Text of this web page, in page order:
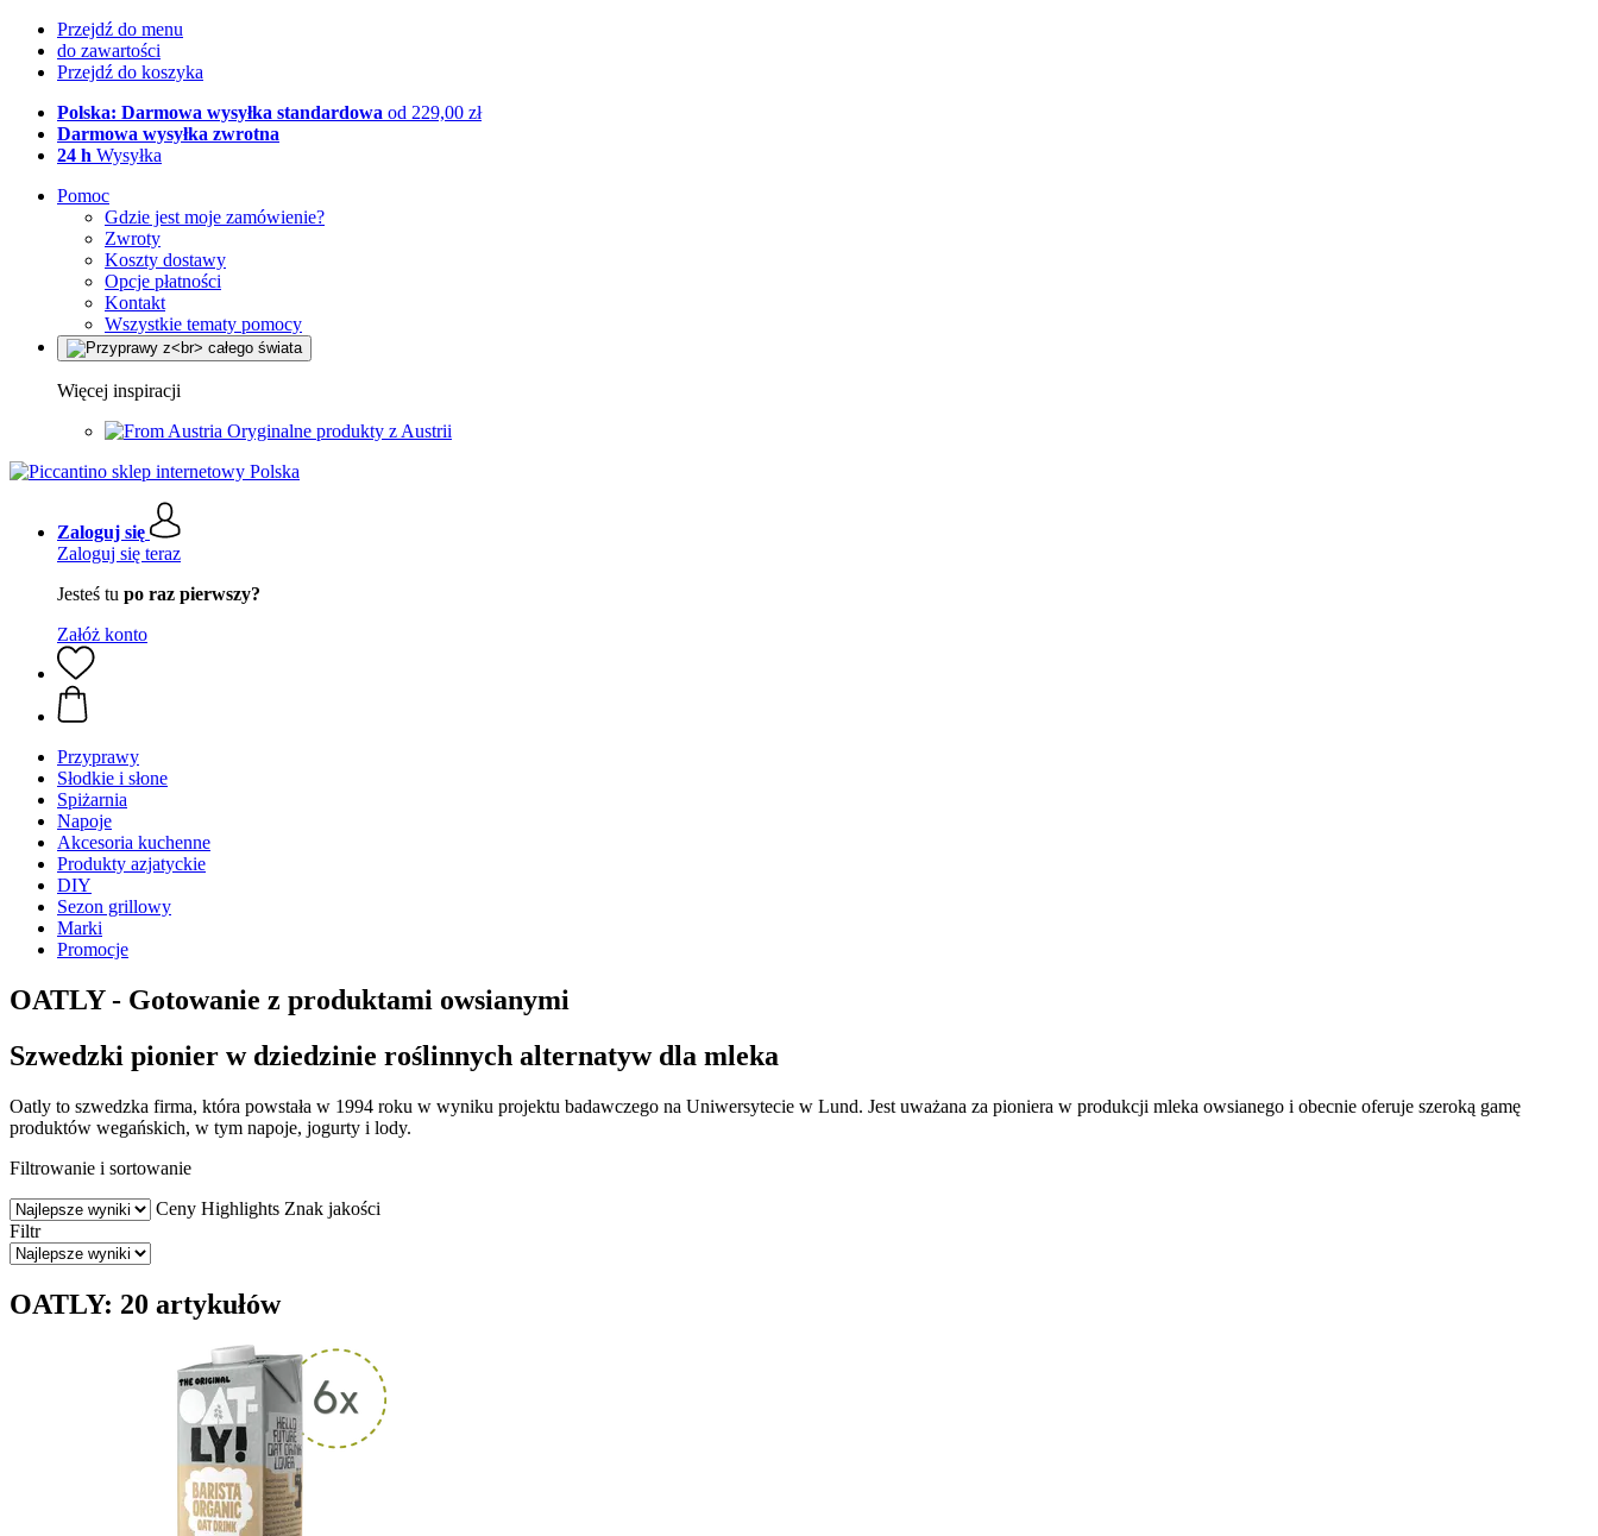
Przejdź do menu
do zawartości
Przejdź do koszyka
Polska: Darmowa wysyłka standardowa od 229,00 zł
Darmowa wysyłka zwrotna
24 h Wysyłka
Pomoc
Gdzie jest moje zamówienie?
Zwroty
Koszty dostawy
Opcje płatności
Kontakt
Wszystkie tematy pomocy
Więcej inspiracji
Oryginalne produkty z Austrii
Zaloguj się
Zaloguj się teraz
Jesteś tu po raz pierwszy?
Załóż konto
Przyprawy
Słodkie i słone
Spiżarnia
Napoje
Akcesoria kuchenne
Produkty azjatyckie
DIY
Sezon grillowy
Marki
Promocje
OATLY - Gotowanie z produktami owsianymi
Szwedzki pionier w dziedzinie roślinnych alternatyw dla mleka
Oatly to szwedzka firma, która powstała w 1994 roku w wyniku projektu badawczego na Uniwersytecie w Lund. Jest uważana za pioniera w produkcji mleka owsianego i obecnie oferuje szeroką gamę
produktów wegańskich, w tym napoje, jogurty i lody.
Filtrowanie i sortowanie
Ceny Highlights Znak jakości
Filtr
OATLY: 20 artykułów